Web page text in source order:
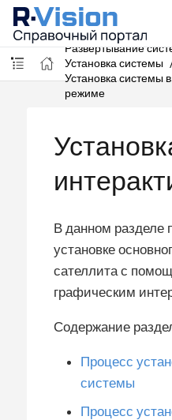
R-Vision SIEM
Развертывание
Установка системы
Установка системы
режиме
В данном разделе
установке
сателлита с
графическим
Содержание
Процесс
системы
Процесс